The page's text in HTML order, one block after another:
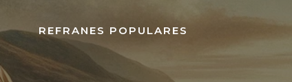
REFRANES POPULARES